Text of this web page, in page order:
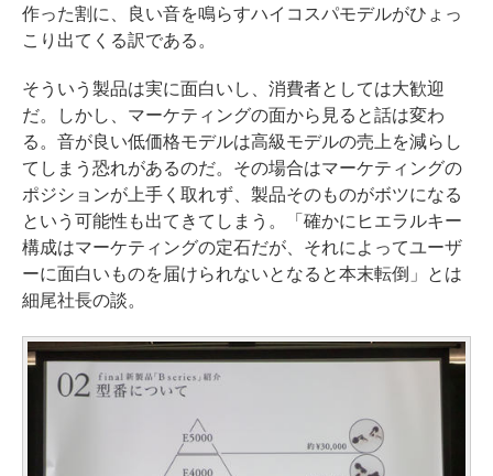
作った割に、良い音を鳴らすハイコスパモデルがひょっ
こり出てくる訳である。
そういう製品は実に面白いし、消費者としては大歓迎
だ。しかし、マーケティングの面から見ると話は変わ
る。音が良い低価格モデルは高級モデルの売上を減らし
てしまう恐れがあるのだ。その場合はマーケティングの
ポジションが上手く取れず、製品そのものがボツになる
という可能性も出てきてしまう。「確かにヒエラルキー
構成はマーケティングの定石だが、それによってユーザ
ーに面白いものを届けられないとなると本末転倒」とは
細尾社長の談。